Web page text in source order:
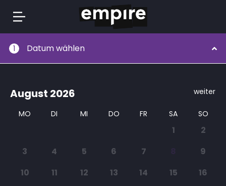
zum1 Datum wählen
weiter
August 2026
MO DI MI DO FR SA SO
1
2
3
4 5 6 7
9
10
11 12 13 14 15
16